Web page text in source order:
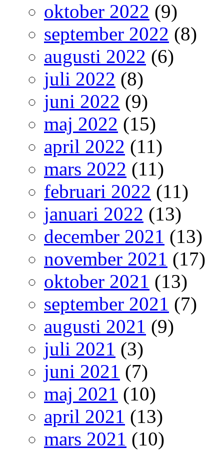
oktober 2022 (9)
september 2022 (8)
augusti 2022 (6)
juli 2022 (8)
juni 2022 (9)
maj 2022 (15)
april 2022 (11)
mars 2022 (11)
februari 2022 (11)
januari 2022 (13)
december 2021 (13)
november 2021 (17)
oktober 2021 (13)
september 2021 (7)
augusti 2021 (9)
juli 2021 (3)
juni 2021 (7)
maj 2021 (10)
april 2021 (13)
mars 2021 (10)